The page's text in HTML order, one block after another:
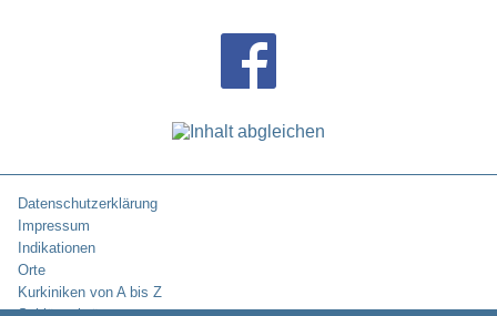
Datenschutzerklärung
Impressum
Indikationen
Orte
Kurkiniken von A bis Z